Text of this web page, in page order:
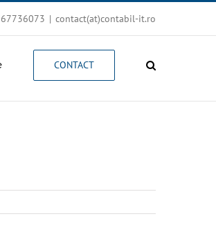
| contact(at)contabil-it.ro
CONTACT